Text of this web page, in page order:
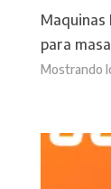
Maquinas
para
Mostrando